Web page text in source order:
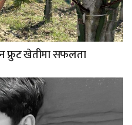
फ्रुट खेतीमा सफलता